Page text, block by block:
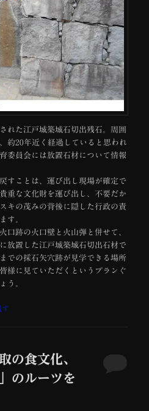
れた江戸城築城石切出残石。周囲
約20年近く経過していると思われ
委員会には放置石材について情報
すことは、運び出し現場が確定で
重な文化財を運び出し、不要だか
キの茂みの背後に隠した行政の責
す。
跡の火口壁と火山弾と併せて、
放置した江戸城築城石切出石材で
での採石矢穴跡が見学できる場所
様に見ていただくというプランぐ
う。
す
の食文化、
のルーツを